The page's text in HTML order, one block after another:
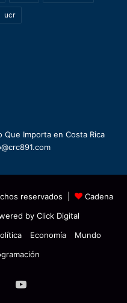
ucr
Que Importa en Costa Rica
reservados |
Cadena
by Click Digital
Economía
Mundo